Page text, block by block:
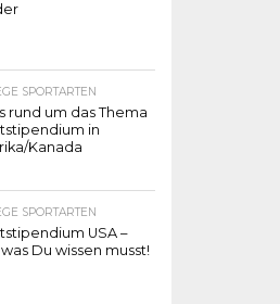
SPORTARTEN
rund um das Thema
in
Kanada
SPORTARTEN
USA –
Du wissen musst!